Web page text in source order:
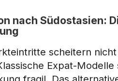
nach Südostasien:
scheitern
Expat-